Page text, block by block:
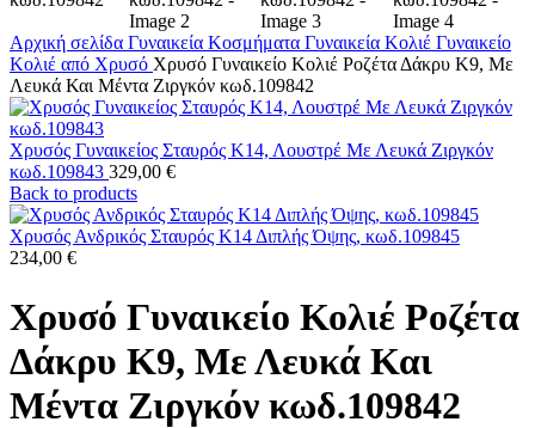
Αρχική σελίδα Γυναικεία Κοσμήματα Γυναικεία Κολιέ Γυναικείο
Κολιέ από Χρυσό Χρυσό Γυναικείο Κολιέ Ροζέτα Δάκρυ Κ9, Με
Λευκά Και Μέντα Ζιργκόν κωδ.109842
Xρυσός Γυναικείος Σταυρός Κ14, Λουστρέ Με Λευκά Ζιργκόν
κωδ.109843 329,00 €
Back to products
Xρυσός Ανδρικός Σταυρός Κ14 Διπλής Όψης, κωδ.109845
234,00 €
Χρυσό Γυναικείο Κολιέ Ροζέτα
Δάκρυ Κ9, Με Λευκά Και
Μέντα Ζιργκόν κωδ.109842